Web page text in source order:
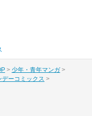
少年・青年マンガ
デーコミックス